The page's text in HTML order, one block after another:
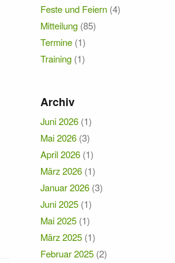
Feste und Feiern (4)
Mitteilung (85)
Termine (1)
Training (1)
Archiv
Juni 2026 (1)
Mai 2026 (3)
April 2026 (1)
März 2026 (1)
Januar 2026 (3)
Juni 2025 (1)
Mai 2025 (1)
März 2025 (1)
Februar 2025 (2)